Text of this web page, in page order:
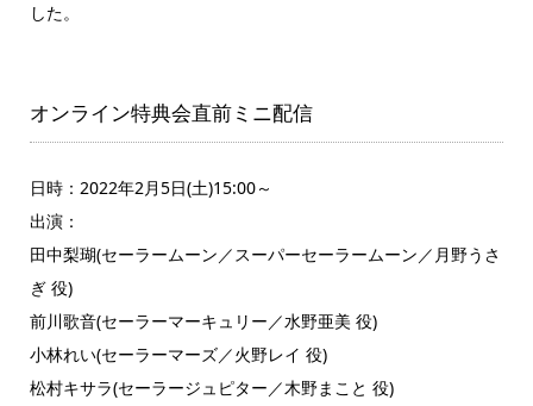
した。
オンライン特典会直前ミニ配信
日時：2022年2月5日(土)15:00～
出演：
田中梨瑚(セーラームーン／スーパーセーラームーン／月野うさ
ぎ 役)
前川歌音(セーラーマーキュリー／水野亜美 役)
小林れい(セーラーマーズ／火野レイ 役)
松村キサラ(セーラージュピター／木野まこと 役)